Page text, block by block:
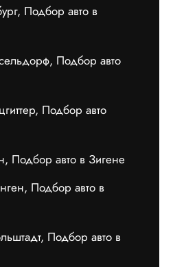
Подбор авто в
Подбор авто
Подбор авто
Подбор авто в Зигене
Подбор авто в
Подбор авто в